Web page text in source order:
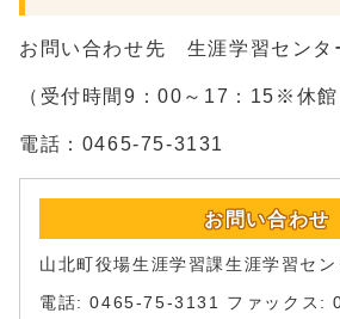
お問い合わせ先 生涯学習センタ
（受付時間9：00～17：15※休館
電話：0465-75-3131
お問い合わせ
山北町役場生涯学習課生涯学習セン
電話: 0465-75-3131 ファックス: